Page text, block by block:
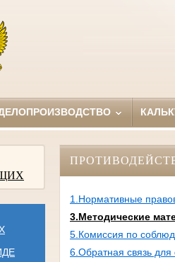
1.Нормативные
3.Методические
5.Комиссия по
6.Обратная связь